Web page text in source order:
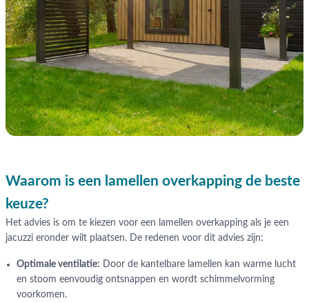
Waarom is een lamellen overkapping de beste
keuze?
Het advies is om te kiezen voor een lamellen overkapping als je een
jacuzzi eronder wilt plaatsen. De redenen voor dit advies zijn:
Optimale ventilatie: Door de kantelbare lamellen kan warme lucht
en stoom eenvoudig ontsnappen en wordt schimmelvorming
voorkomen.